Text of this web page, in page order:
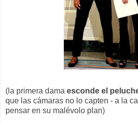
(la primera dama esconde el
que las cámaras no lo capten - a la
pensar en su malévolo plan)